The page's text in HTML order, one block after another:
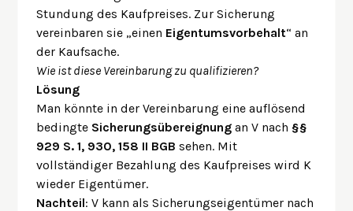
Stundung des Kaufpreises. Zur Sicherung
vereinbaren sie „einen Eigentumsvorbehalt“ an
der Kaufsache.
Wie ist diese Vereinbarung zu qualifizieren?
Lösung
Man könnte in der Vereinbarung eine auflösend
bedingte Sicherungsübereignung an V nach §§
929 S. 1, 930, 158 II BGB sehen. Mit
vollständiger Bezahlung des Kaufpreises wird K
wieder Eigentümer.
Nachteil: V kann als Sicherungseigentümer nach